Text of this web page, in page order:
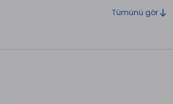
Tümünü gör